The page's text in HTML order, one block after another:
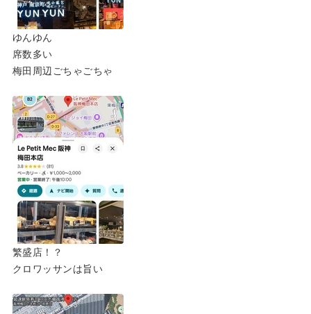
ゆんゆん
席数多い
梅田周辺ごちゃごちゃ
繁盛店！？
クロワッサンは旨い